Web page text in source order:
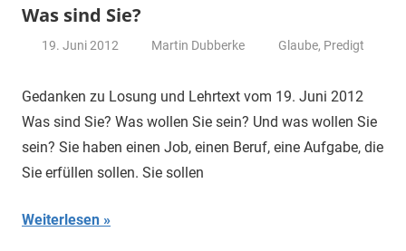
Was sind Sie?
19. Juni 2012 Martin Dubberke Glaube, Predigt
Gedanken zu Losung und Lehrtext vom 19. Juni 2012
Was sind Sie? Was wollen Sie sein? Und was wollen Sie
sein? Sie haben einen Job, einen Beruf, eine Aufgabe, die
Sie erfüllen sollen. Sie sollen
Weiterlesen